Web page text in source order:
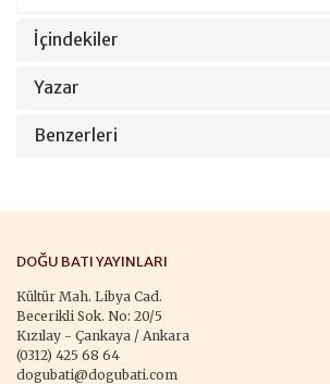
İçindekiler
Yazar
Benzerleri
DOĞU BATI YAYINLARI
Kültür Mah. Libya Cad.
Becerikli Sok. No: 20/5
Kızılay - Çankaya / Ankara
(0312) 425 68 64
dogubati@dogubati.com